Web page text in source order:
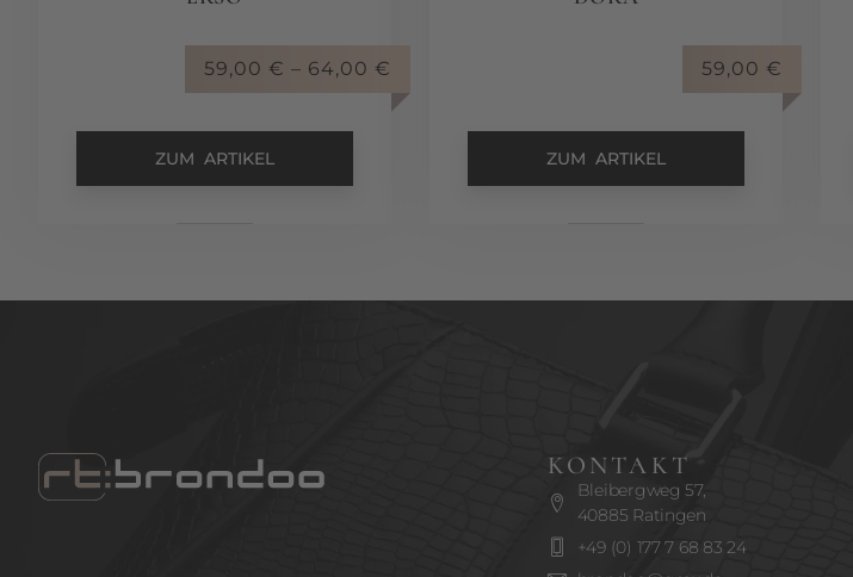
59,00 € – 64,00 €
ZUM ARTIKEL
59,00 €
ZUM ARTIKEL
KONTAKT
Bleibergweg 57,
40885 Ratingen
+49 (0) 177 7 68 83 24